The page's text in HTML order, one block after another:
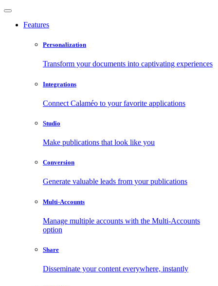
Features
Personalization
Transform your documents into captivating experiences
Integrations
Connect Calaméo to your favorite applications
Studio
Make publications that look like you
Conversion
Generate valuable leads from your publications
Multi-Accounts
Manage multiple accounts with the Multi-Accounts
option
Share
Disseminate your content everywhere, instantly